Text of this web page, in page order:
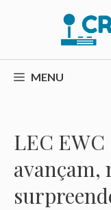
conteúdo
MENU
LEC
avançam,